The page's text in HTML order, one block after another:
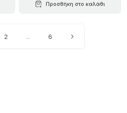
Προσθήκη στο καλάθι
2 ... 6